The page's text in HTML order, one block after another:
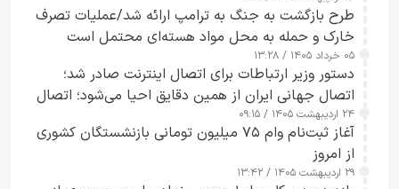
طرح‌ بازگشت به جنگ به ترامپ ارائه شد/عملیات تصرف
خارک و حمله به محل مواد هسته‌ای محتمل است
۰۵ خرداد ۱۴۰۵ / ۱۳:۲۸
دستور وزیر ارتباطات برای اتصال اینترنت صادر شد؛
اتصال جهانی ایران از همین دقایق احیا می‌شود؛ اتصال
کامل مردم تا ۲۴ ساعت آینده
۲۴ اردیبهشت ۱۴۰۵ / ۰۹:۱۵
آغاز ثبت‌نام وام ۷۵ میلیون تومانی بازنشستگان کشوری
از امروز
۲۹ اردیبهشت ۱۴۰۵ / ۱۳:۴۲